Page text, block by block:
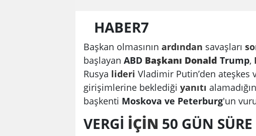
HABER7
Başkan olmasının ardından savaşları
başlayan ABD Başkanı Donald Trump,
Rusya lideri Vladimir Putin’den ateşkes
girişimlerine beklediği yanıtı
başkenti Moskova ve Peterburg'un
VERGİ İÇİN 50 GÜN SÜRE